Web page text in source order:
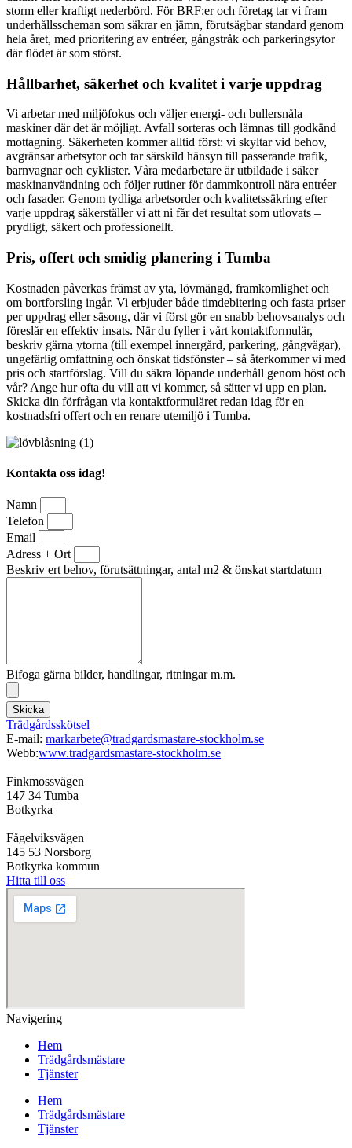
storm eller kraftigt nederbörd. För BRF:er och företag tar vi fram
underhållsscheman som säkrar en jämn, förutsägbar standard genom
hela året, med prioritering av entréer, gångstråk och parkeringsytor
där flödet är som störst.
Hållbarhet, säkerhet och kvalitet i varje uppdrag
Vi arbetar med miljöfokus och väljer energi- och bullersnåla
maskiner där det är möjligt. Avfall sorteras och lämnas till godkänd
mottagning. Säkerheten kommer alltid först: vi skyltar vid behov,
avgränsar arbetsytor och tar särskild hänsyn till passerande trafik,
barnvagnar och cyklister. Våra medarbetare är utbildade i säker
maskinanvändning och följer rutiner för dammkontroll nära entréer
och fasader. Genom tydliga arbetsorder och kvalitetssäkring efter
varje uppdrag säkerställer vi att ni får det resultat som utlovats –
prydligt, säkert och professionellt.
Pris, offert och smidig planering i Tumba
Kostnaden påverkas främst av yta, lövmängd, framkomlighet och
om bortforsling ingår. Vi erbjuder både timdebitering och fasta priser
per uppdrag eller säsong, där vi först gör en snabb behovsanalys och
föreslår en effektiv insats. När du fyller i vårt kontaktformulär,
beskriv gärna ytorna (till exempel innergård, parkering, gångvägar),
ungefärlig omfattning och önskat tidsfönster – så återkommer vi med
pris och startförslag. Vill du säkra löpande underhåll genom höst och
vår? Ange hur ofta du vill att vi kommer, så sätter vi upp en plan.
Skicka din förfrågan via kontaktformuläret redan idag för en
kostnadsfri offert och en renare utemiljö i Tumba.
Kontakta oss idag!
Namn
Telefon
Email
Adress + Ort
Beskriv ert behov, förutsättningar, antal m2 & önskat startdatum
Bifoga gärna bilder, handlingar, ritningar m.m.
Skicka
Trädgårdsskötsel
E-mail: markarbete@tradgardsmastare-stockholm.se
Webb:www.tradgardsmastare-stockholm.se
Finkmossvägen
147 34 Tumba
Botkyrka
Fågelviksvägen
145 53 Norsborg
Botkyrka kommun
Hitta till oss
Navigering
Hem
Trädgårdsmästare
Tjänster
Hem
Trädgårdsmästare
Tjänster